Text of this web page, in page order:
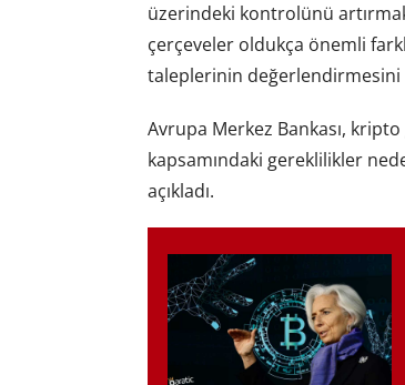
üzerindeki kontrolünü
çerçeveler oldukça önemli
taleplerinin değerlendirmesini
Avrupa Merkez Bankası,
kapsamındaki gereklilikler
açıkladı.